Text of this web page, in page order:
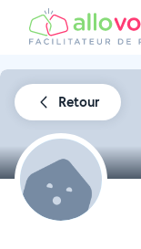
Retour